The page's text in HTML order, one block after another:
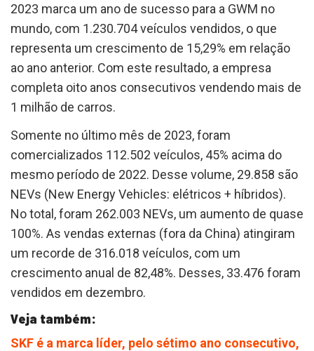
2023 marca um ano de sucesso para a GWM no
mundo, com 1.230.704 veículos vendidos, o que
representa um crescimento de 15,29% em relação
ao ano anterior. Com este resultado, a empresa
completa oito anos consecutivos vendendo mais de
1 milhão de carros.
Somente no último mês de 2023, foram
comercializados 112.502 veículos, 45% acima do
mesmo período de 2022. Desse volume, 29.858 são
NEVs (New Energy Vehicles: elétricos + híbridos).
No total, foram 262.003 NEVs, um aumento de quase
100%. As vendas externas (fora da China) atingiram
um recorde de 316.018 veículos, com um
crescimento anual de 82,48%. Desses, 33.476 foram
vendidos em dezembro.
Veja também:
SKF é a marca líder, pelo sétimo ano consecutivo,